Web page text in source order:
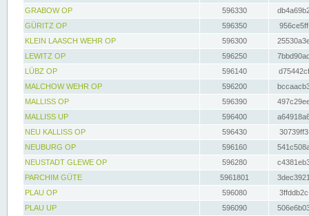
GRABOW OP
596330
GÜRITZ OP
596350
KLEIN LAASCH WEHR OP
596300
LEWITZ OP
596250
LÜBZ OP
596140
MALCHOW WEHR OP
596200
MALLISS OP
596390
MALLISS UP
596400
NEU KALLISS OP
596430
NEUBURG OP
596160
NEUSTADT GLEWE OP
596280
PARCHIM GÜTE
5961801
PLAU OP
596080
PLAU UP
596090